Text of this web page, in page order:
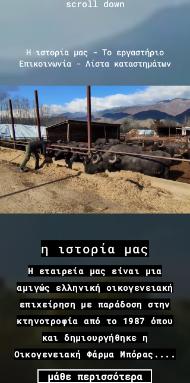
scroll down
Η ιστορία μας - Το εργαστήριο
Επικοινωνία - Λίστα καταστημάτων
η ιστορία μας
Η εταιρεία μας είναι μια
αμιγώς ελληνική οικογενειακή
επιχείρηση με παράδοση στην
κτηνοτροφία από το 1987 όπου
και δημιουργήθηκε η
Οικογενειακή Φάρμα Μπόρας....
μάθε περισσότερα